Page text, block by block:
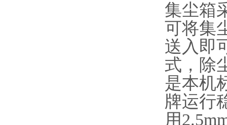
集尘箱
可将集
送入即
式，除
是本机
牌运行
用